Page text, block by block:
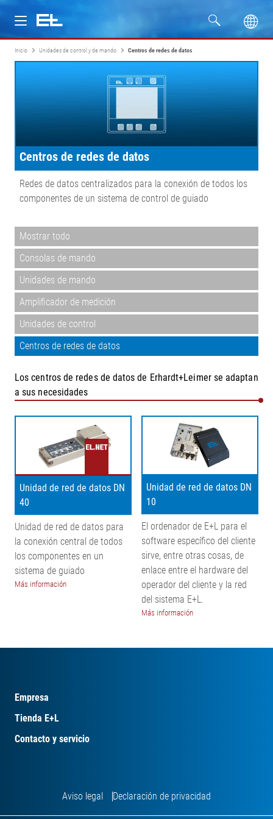
Productos
Empresa
Inicio Unidades de control y de mando Centros de redes de datos
Centros de redes de datos
Redes de datos centralizados para la conexión de todos los
componentes de un sistema de control de guiado
Mostrar todo
Consolas de mando
Unidades de mando
Amplificador de medición
Unidades de control
Centros de redes de datos
Los centros de redes de datos de Erhardt+Leimer se adaptan
a sus necesidades
Unidad de red de datos DN
40
Unidad de red de datos para
la conexión central de todos
los componentes en un
sistema de guiado
Más información
Unidad de red de datos DN
10
El ordenador de E+L para el
software específico del cliente
sirve, entre otras cosas, de
enlace entre el hardware del
operador del cliente y la red
del sistema E+L.
Más información
Empresa
Tienda E+L
Contacto y servicio
Aviso legal Declaración de privacidad